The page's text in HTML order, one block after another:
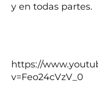
y en todas partes.
https://
v=Feo24cVzV_0